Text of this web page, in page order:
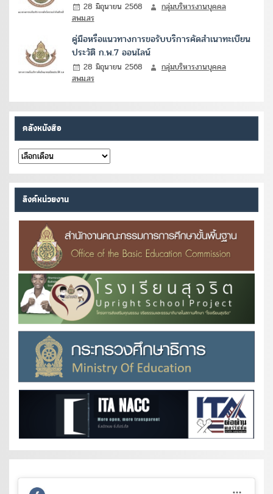
28 มิถุนายน 2568
กลุ่มบริหารงานบุคคล
สพม.สร
คู่มือหรือแนวทางการขอรับบริการคัดสำเนาทะเบียน
ประวัติ ก.พ.7 ออนไลน์
28 มิถุนายน 2568
กลุ่มบริหารงานบุคคล
สพม.สร
คลังหนังสือ
คลัง
หนังสือ
ลิงค์หน่วยงาน